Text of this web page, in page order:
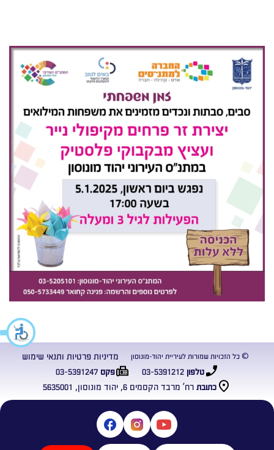
כתובת רח’ מרבד הקסמים 6, יהוד מונוסון, 5635001
טלפון03-5391212 פקס03-5391247
© כל הזכויות שמורות לעיריית יהוד-מונוסון מדיניות פרטיות ותנאי שימוש